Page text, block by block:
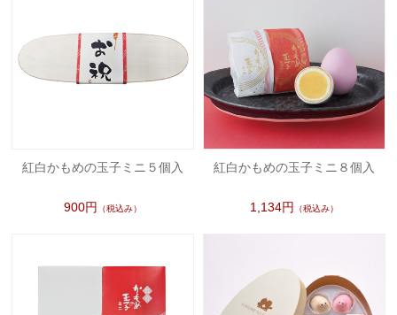
紅白かもめの玉子ミニ５個入
900円 （税込み）
紅白かもめの玉子ミニ８個入
1,134円 （税込み）